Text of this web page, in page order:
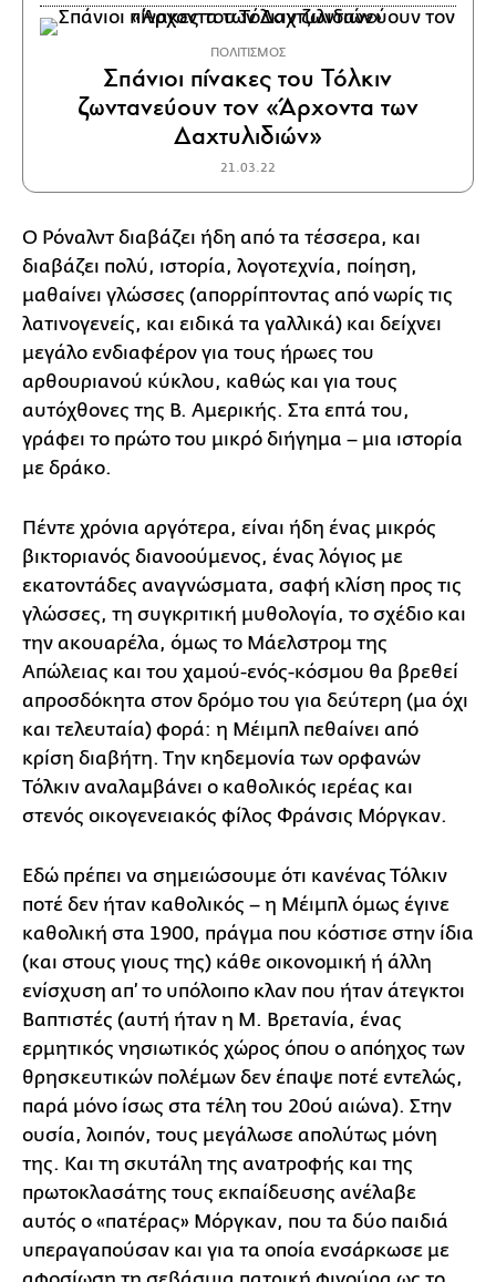
ΠΟΛΙΤΙΣΜΟΣ
Σπάνιοι πίνακες του Τόλκιν
ζωντανεύουν τον «Άρχοντα των
Δαχτυλιδιών»
21.03.22
Ο Ρόναλντ διαβάζει ήδη από τα τέσσερα, και
διαβάζει πολύ, ιστορία, λογοτεχνία, ποίηση,
μαθαίνει γλώσσες (απορρίπτοντας από νωρίς τις
λατινογενείς, και ειδικά τα γαλλικά) και δείχνει
μεγάλο ενδιαφέρον για τους ήρωες του
αρθουριανού κύκλου, καθώς και για τους
αυτόχθονες της Β. Αμερικής. Στα επτά του,
γράφει το πρώτο του μικρό διήγημα – μια ιστορία
με δράκο.
Πέντε χρόνια αργότερα, είναι ήδη ένας μικρός
βικτοριανός διανοούμενος, ένας λόγιος με
εκατοντάδες αναγνώσματα, σαφή κλίση προς τις
γλώσσες, τη συγκριτική μυθολογία, το σχέδιο και
την ακουαρέλα, όμως το Μάελστρομ της
Απώλειας και του χαμού-ενός-κόσμου θα βρεθεί
απροσδόκητα στον δρόμο του για δεύτερη (μα όχι
και τελευταία) φορά: η Μέιμπλ πεθαίνει από
κρίση διαβήτη. Την κηδεμονία των ορφανών
Τόλκιν αναλαμβάνει ο καθολικός ιερέας και
στενός οικογενειακός φίλος Φράνσις Μόργκαν.
Εδώ πρέπει να σημειώσουμε ότι κανένας Τόλκιν
ποτέ δεν ήταν καθολικός – η Μέιμπλ όμως έγινε
καθολική στα 1900, πράγμα που κόστισε στην ίδια
(και στους γιους της) κάθε οικονομική ή άλλη
ενίσχυση απ’ το υπόλοιπο κλαν που ήταν άτεγκτοι
Βαπτιστές (αυτή ήταν η Μ. Βρετανία, ένας
ερμητικός νησιωτικός χώρος όπου ο απόηχος των
θρησκευτικών πολέμων δεν έπαψε ποτέ εντελώς,
παρά μόνο ίσως στα τέλη του 20ού αιώνα). Στην
ουσία, λοιπόν, τους μεγάλωσε απολύτως μόνη
της. Και τη σκυτάλη της ανατροφής και της
πρωτοκλασάτης τους εκπαίδευσης ανέλαβε
αυτός ο «πατέρας» Μόργκαν, που τα δύο παιδιά
υπεραγαπούσαν και για τα οποία ενσάρκωσε με